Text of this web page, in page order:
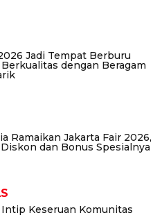
Jadi Tempat Berburu
dengan Beragam
Ramaikan Jakarta Fair 2026,
dan Bonus Spesialnya
Intip Keseruan Komunitas